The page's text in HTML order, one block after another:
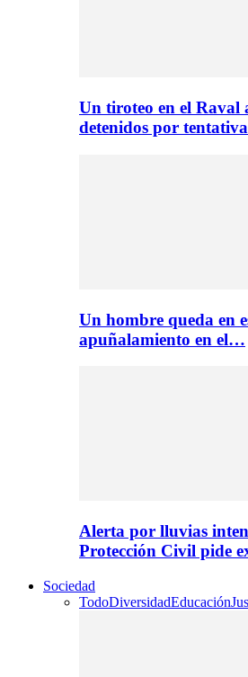
Un tiroteo en el Raval
detenidos por
Un hombre queda en
apuñalamiento en el…
Alerta por lluvias
Protección Civil pide
Sociedad
TodoDiversidadEducación